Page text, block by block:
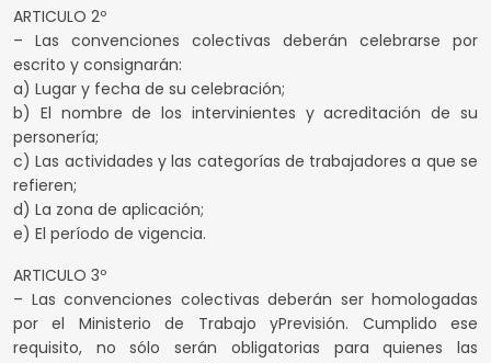
ARTICULO 2º
– Las convenciones colectivas deberán celebrarse por
escrito y consignarán:
a) Lugar y fecha de su celebración;
b) El nombre de los intervinientes y acreditación de su
personería;
c) Las actividades y las categorías de trabajadores a que se
refieren;
d) La zona de aplicación;
e) El período de vigencia.
ARTICULO 3º
– Las convenciones colectivas deberán ser homologadas
por el Ministerio de Trabajo yPrevisión. Cumplido ese
requisito, no sólo serán obligatorias para quienes las